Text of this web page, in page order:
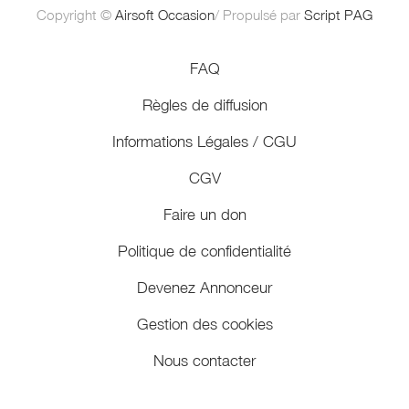
Copyright © Airsoft Occasion/ Propulsé par Script PAG
FAQ
Règles de diffusion
Informations Légales / CGU
CGV
Faire un don
Politique de confidentialité
Devenez Annonceur
Gestion des cookies
Nous contacter